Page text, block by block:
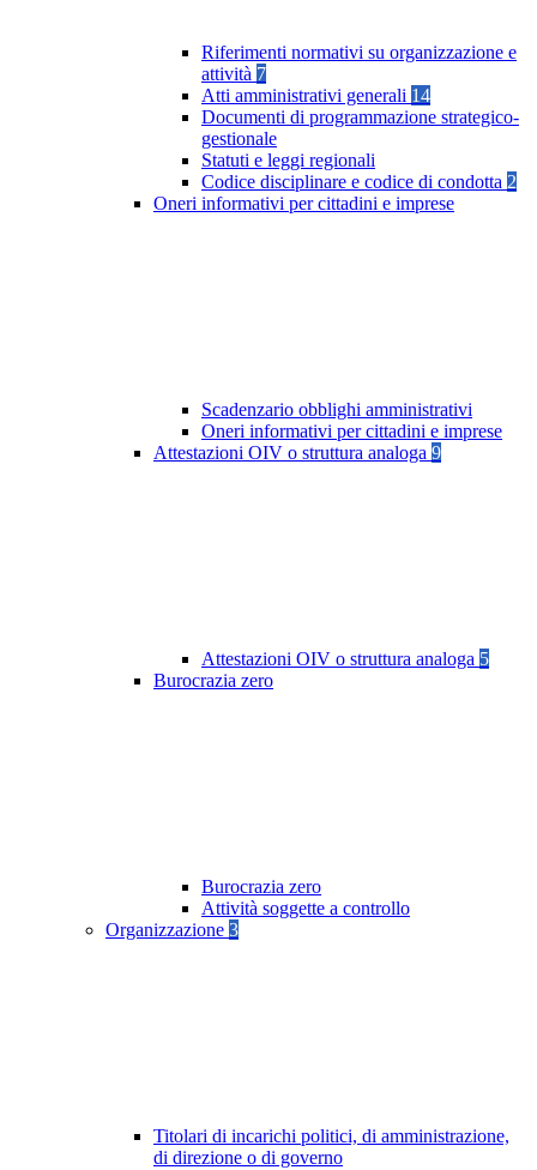
Riferimenti normativi su organizzazione e
attività 7
Atti amministrativi generali 14
Documenti di programmazione strategico-
gestionale
Statuti e leggi regionali
Codice disciplinare e codice di condotta 2
Oneri informativi per cittadini e imprese
Scadenzario obblighi amministrativi
Oneri informativi per cittadini e imprese
Attestazioni OIV o struttura analoga 9
Attestazioni OIV o struttura analoga 5
Burocrazia zero
Burocrazia zero
Attività soggette a controllo
Organizzazione 3
Titolari di incarichi politici, di amministrazione,
di direzione o di governo